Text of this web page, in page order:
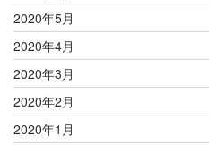
2020年5月
2020年4月
2020年3月
2020年2月
2020年1月